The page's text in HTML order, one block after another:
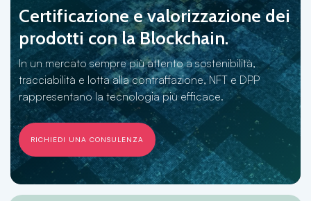
Certificazione e valorizzazione dei
prodotti con la Blockchain.
In un mercato sempre più attento a sostenibilità,
tracciabilità e lotta alla contraffazione, NFT e DPP
rappresentano la tecnologia più efficace.
RICHIEDI UNA CONSULENZA